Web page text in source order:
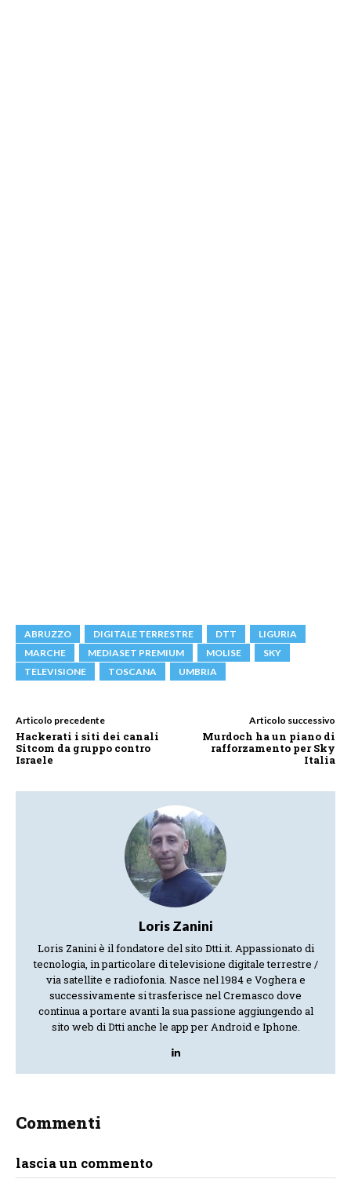
ABRUZZO DIGITALE TERRESTRE DTT
LIGURIA
MARCHE
MEDIASET PREMIUM MOLISE
SKY
TELEVISIONE
TOSCANA UMBRIA
Articolo precedente
Hackerati i siti dei canali
Sitcom da gruppo contro
Israele
Articolo successivo
Murdoch ha un piano di
rafforzamento per Sky
Italia
Loris Zanini
Loris Zanini è il fondatore del sito Dtti.it. Appassionato di
tecnologia, in particolare di televisione digitale terrestre /
via satellite e radiofonia. Nasce nel 1984 e Voghera e
successivamente si trasferisce nel Cremasco dove
continua a portare avanti la sua passione aggiungendo al
sito web di Dtti anche le app per Android e Iphone.
Commenti
lascia un commento